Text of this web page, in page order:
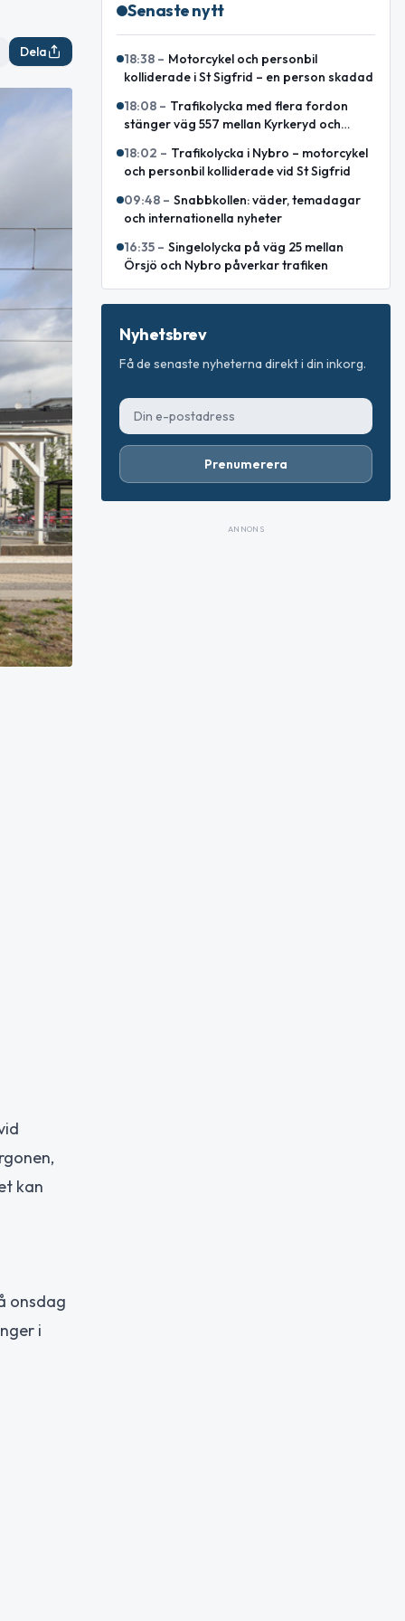
Dela
kan
onsdag
i
Senaste nytt
18:38 – Motorcykel och personbil
kolliderade i St Sigfrid – en person skadad
18:08 – Trafikolycka med flera fordon
stänger väg 557 mellan Kyrkeryd och
18:02 – Trafikolycka i Nybro – motorcykel
och personbil kolliderade vid St Sigfrid
09:48 – Snabbkollen: väder, temadagar
och internationella nyheter
16:35 – Singelolycka på väg 25 mellan
Örsjö och Nybro påverkar trafiken
Nyhetsbrev
Få de senaste nyheterna direkt i din inkorg.
Prenumerera
ANNONS